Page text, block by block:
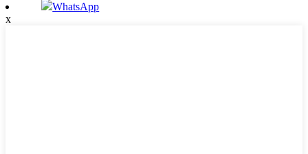
WhatsApp
x